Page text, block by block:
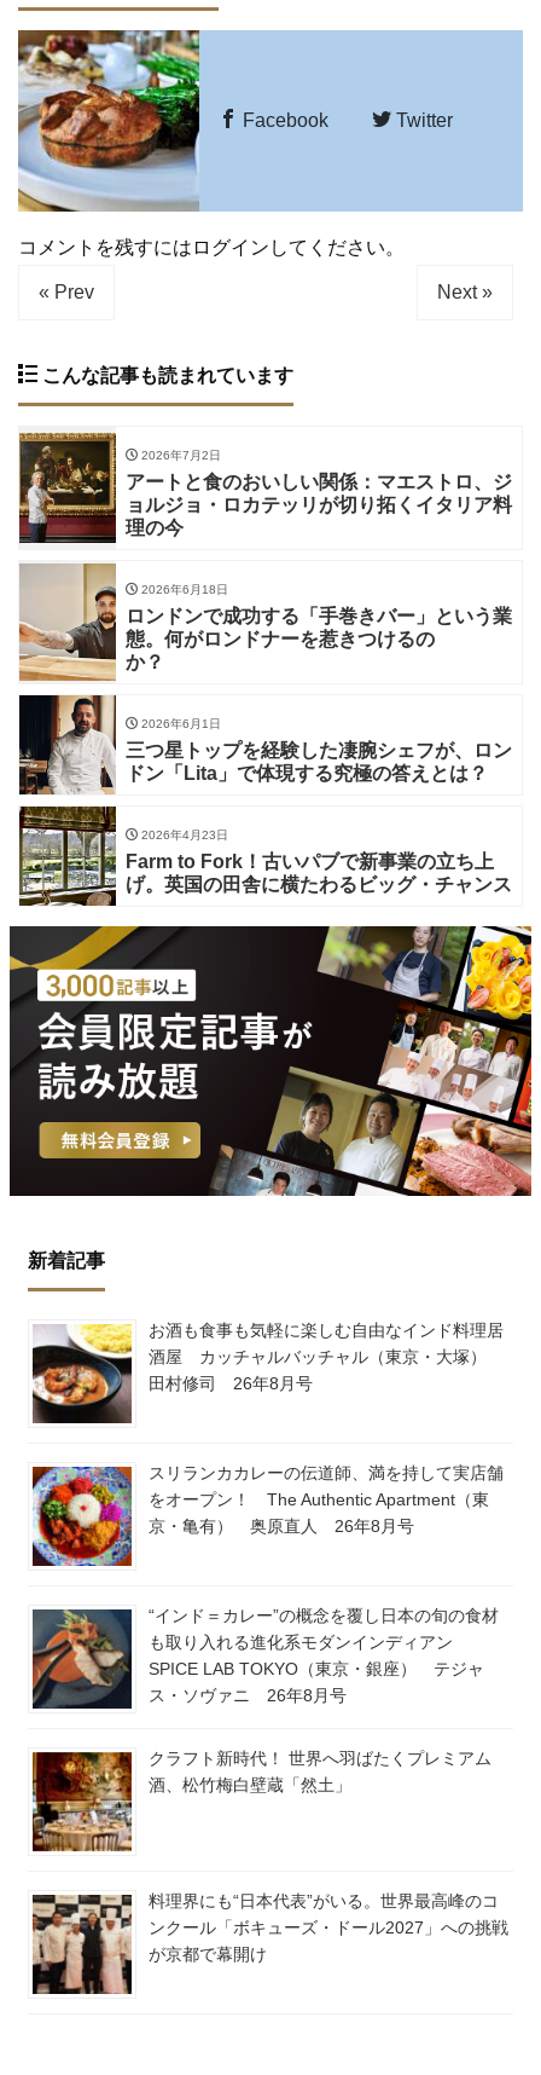
Facebook Twitter
コメントを残すにはログインしてください。
« Prev Next »
こんな記事も読まれています
2026年7月2日
アートと食のおいしい関係：マエストロ、ジ
ョルジョ・ロカテッリが切り拓くイタリア料
理の今
2026年6月18日
ロンドンで成功する「手巻きバー」という業
態。何がロンドナーを惹きつけるの
か？
2026年6月1日
三つ星トップを経験した凄腕シェフが、ロン
ドン「Lita」で体現する究極の答えとは？
2026年4月23日
Farm to Fork！古いパブで新事業の立ち上
げ。英国の田舎に横たわるビッグ・チャンス
新着記事
お酒も食事も気軽に楽しむ自由なインド料理居
酒屋 カッチャルバッチャル（東京・大塚）
田村修司 26年8月号
スリランカカレーの伝道師、満を持して実店舗
をオープン！ The Authentic Apartment（東
京・亀有） 奥原直人 26年8月号
“インド＝カレー”の概念を覆し日本の旬の食材
も取り入れる進化系モダンインディアン
SPICE LAB TOKYO（東京・銀座） テジャ
ス・ソヴァニ 26年8月号
クラフト新時代！ 世界へ羽ばたくプレミアム
酒、松竹梅白壁蔵「然土」
料理界にも“日本代表”がいる。世界最高峰のコ
ンクール「ボキューズ・ドール2027」への挑戦
が京都で幕開け